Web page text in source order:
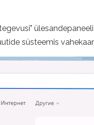
süsteemis